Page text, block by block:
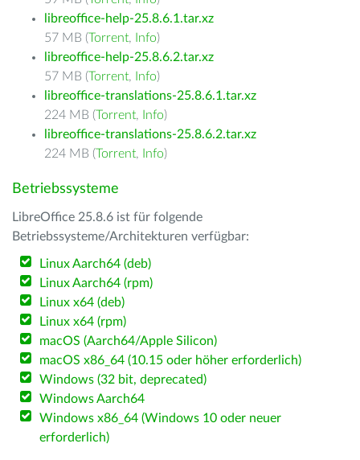
libreoffice-help-25.8.6.1.tar.xz
57 MB (Torrent, Info)
libreoffice-help-25.8.6.2.tar.xz
57 MB (Torrent, Info)
libreoffice-translations-25.8.6.1.tar.xz
224 MB (Torrent, Info)
libreoffice-translations-25.8.6.2.tar.xz
224 MB (Torrent, Info)
Betriebssysteme
LibreOffice 25.8.6 ist für folgende
Betriebssysteme/Architekturen verfügbar:
Linux Aarch64 (deb)
Linux Aarch64 (rpm)
Linux x64 (deb)
Linux x64 (rpm)
macOS (Aarch64/Apple Silicon)
macOS x86_64 (10.15 oder höher erforderlich)
Windows (32 bit, deprecated)
Windows Aarch64
Windows x86_64 (Windows 10 oder neuer
erforderlich)